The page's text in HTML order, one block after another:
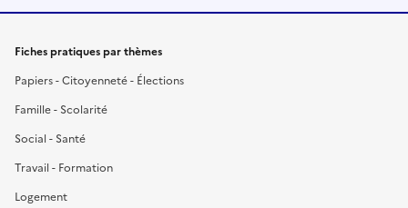
Fiches pratiques par thèmes
Papiers - Citoyenneté - Élections
Famille - Scolarité
Social - Santé
Travail - Formation
Logement